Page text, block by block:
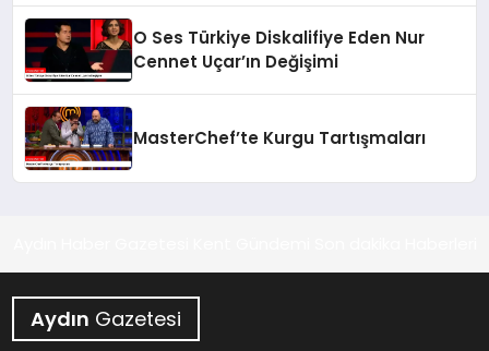
O Ses Türkiye Diskalifiye Eden Nur
Cennet Uçar’ın Değişimi
MasterChef’te Kurgu Tartışmaları
Aydın Gazetesi